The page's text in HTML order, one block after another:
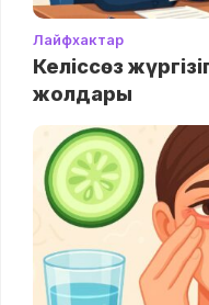
Лайфхактар
Келіссөз
жолдары